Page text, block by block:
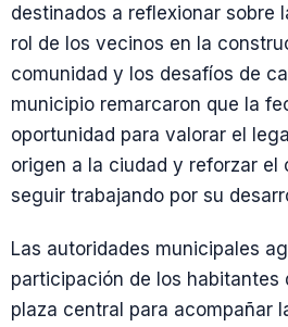
destinados a reflexionar sobre
rol de los vecinos en la
comunidad y los desafíos de
municipio remarcaron que la
oportunidad para valorar el
origen a la ciudad y reforzar el
seguir trabajando por su
Las autoridades municipales
participación de los habitantes
plaza central para acompañar